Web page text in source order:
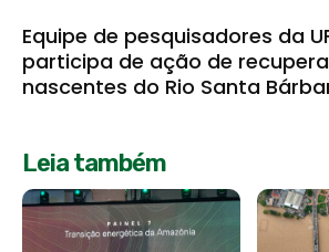
Equipe de pesquisadores da
participa de ação de
nascentes do Rio Santa
Leia também